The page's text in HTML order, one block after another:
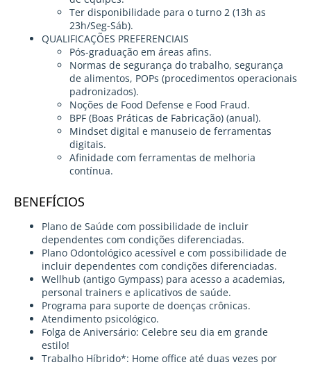
Ter disponibilidade para o turno 2 (13h as
23h/Seg-Sáb).
QUALIFICAÇÕES PREFERENCIAIS
Pós-graduação em áreas afins.
Normas de segurança do trabalho, segurança
de alimentos, POPs (procedimentos operacionais
padronizados).
Noções de Food Defense e Food Fraud.
BPF (Boas Práticas de Fabricação) (anual).
Mindset digital e manuseio de ferramentas
digitais.
Afinidade com ferramentas de melhoria
contínua.
BENEFÍCIOS
Plano de Saúde com possibilidade de incluir
dependentes com condições diferenciadas.
Plano Odontológico acessível e com possibilidade de
incluir dependentes com condições diferenciadas.
Wellhub (antigo Gympass) para acesso a academias,
personal trainers e aplicativos de saúde.
Programa para suporte de doenças crônicas.
Atendimento psicológico.
Folga de Aniversário: Celebre seu dia em grande
estilo!
Trabalho Híbrido*: Home office até duas vezes por